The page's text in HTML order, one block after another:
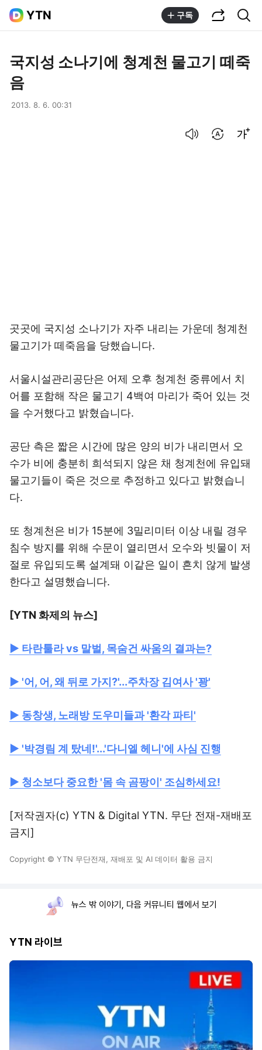
YTN 구독
국지성 소나기에 청계천 물고기 떼죽
음
2013. 8. 6. 00:31
곳곳에 국지성 소나기가 자주 내리는 가운데 청계천
물고기가 떼죽음을 당했습니다.
서울시설관리공단은 어제 오후 청계천 중류에서 치
어를 포함해 작은 물고기 4백여 마리가 죽어 있는 것
을 수거했다고 밝혔습니다.
공단 측은 짧은 시간에 많은 양의 비가 내리면서 오
수가 비에 충분히 희석되지 않은 채 청계천에 유입돼
물고기들이 죽은 것으로 추정하고 있다고 밝혔습니
다.
또 청계천은 비가 15분에 3밀리미터 이상 내릴 경우
침수 방지를 위해 수문이 열리면서 오수와 빗물이 저
절로 유입되도록 설계돼 이같은 일이 흔치 않게 발생
한다고 설명했습니다.
[YTN 화제의 뉴스]
▶ 타란툴라 vs 말벌, 목숨건 싸움의 결과는?
▶ '어, 어, 왜 뒤로 가지?'...주차장 김여사 '꽝'
▶ 동창생, 노래방 도우미들과 '환각 파티'
▶ '박경림 계 탔네!'...'다니엘 헤니'에 사심 진행
▶ 청소보다 중요한 '몸 속 곰팡이' 조심하세요!
[저작권자(c) YTN & Digital YTN. 무단 전재-재배포
금지]
Copyright © YTN 무단전재, 재배포 및 AI 데이터 활용 금지
뉴스 밖 이야기, 다음 커뮤니티 웹에서 보기
YTN 라이브